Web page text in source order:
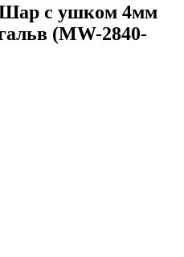
с ушком 4мм
(MW-2840-